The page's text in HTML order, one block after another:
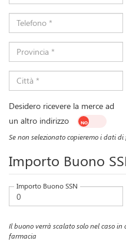
Telefono *
Provincia *
Città *
Desidero ricevere la merce ad
un altro indirizzo
Se non selezionato copieremo i dati
Importo Buono
Importo Buono SSN
Il buono verrà scalato solo nel caso
farmacia